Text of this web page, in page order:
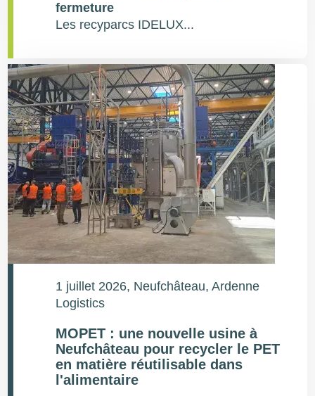
fermeture
Les recyparcs IDELUX...
1 juillet 2026, Neufchâteau, Ardenne
Logistics
MOPET : une nouvelle usine à
Neufchâteau pour recycler le PET
en matière réutilisable dans
l'alimentaire